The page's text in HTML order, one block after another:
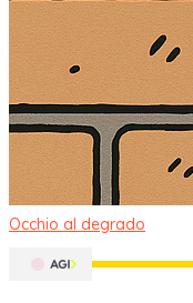
Occhio al degrado